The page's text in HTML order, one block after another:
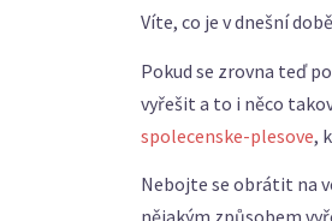
Víte, co je v dnešní
Pokud se zrovna teď
vyřešit a to i něco
spolecenske-plesove,
Nebojte se obrátit na
nějakým způsobem